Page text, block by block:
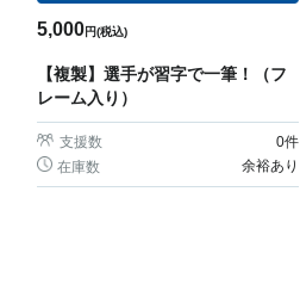
5,000円(税込)
【複製】選手が習字で一筆！（フ
レーム入り）
支援数 0件
在庫数
余裕あり